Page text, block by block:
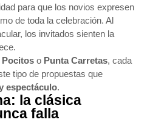
para que los novios expresen
de toda la celebración. Al
los invitados sienten la
Pocitos o Punta Carretas, cada
tipo de propuestas que
espectáculo.
la clásica
falla